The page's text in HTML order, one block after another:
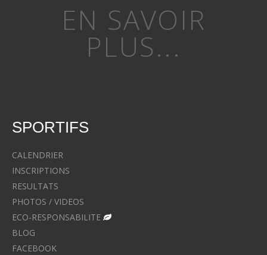
EN SAVOIR
PLUS...
SPORTIFS
CALENDRIER
INSCRIPTIONS
RESULTATS
PHOTOS / VIDEOS
ECO-RESPONSABILITE
BLOG
FACEBOOK